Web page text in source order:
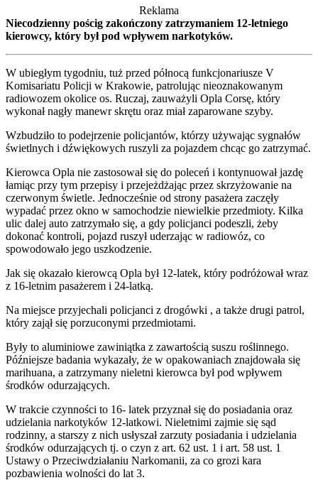
Reklama
Niecodzienny pościg zakończony zatrzymaniem 12-letniego
kierowcy, który był pod wpływem narkotyków.
W ubiegłym tygodniu, tuż przed północą funkcjonariusze V
Komisariatu Policji w Krakowie, patrolując nieoznakowanym
radiowozem okolice os. Ruczaj, zauważyli Opla Corsę, który
wykonał nagły manewr skrętu oraz miał zaparowane szyby.
Wzbudziło to podejrzenie policjantów, którzy używając sygnałów
świetlnych i dźwiękowych ruszyli za pojazdem chcąc go zatrzymać.
Kierowca Opla nie zastosował się do poleceń i kontynuował jazdę
łamiąc przy tym przepisy i przejeżdżając przez skrzyżowanie na
czerwonym świetle. Jednocześnie od strony pasażera zaczęły
wypadać przez okno w samochodzie niewielkie przedmioty. Kilka
ulic dalej auto zatrzymało się, a gdy policjanci podeszli, żeby
dokonać kontroli, pojazd ruszył uderzając w radiowóz, co
spowodowało jego uszkodzenie.
Jak się okazało kierowcą Opla był 12-latek, który podróżował wraz
z 16-letnim pasażerem i 24-latką.
Na miejsce przyjechali policjanci z drogówki , a także drugi patrol,
który zajął się porzuconymi przedmiotami.
Były to aluminiowe zawiniątka z zawartością suszu roślinnego.
Późniejsze badania wykazały, że w opakowaniach znajdowała się
marihuana, a zatrzymany nieletni kierowca był pod wpływem
środków odurzających.
W trakcie czynności to 16- latek przyznał się do posiadania oraz
udzielania narkotyków 12-latkowi. Nieletnimi zajmie się sąd
rodzinny, a starszy z nich usłyszał zarzuty posiadania i udzielania
środków odurzających tj. o czyn z art. 62 ust. 1 i art. 58 ust. 1
Ustawy o Przeciwdziałaniu Narkomanii, za co grozi kara
pozbawienia wolności do lat 3.